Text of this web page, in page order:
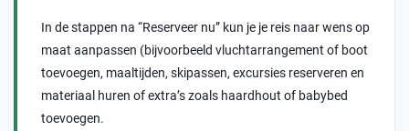
In de stappen na “Reserveer nu” kun je je reis naar wens op
maat aanpassen (bijvoorbeeld vluchtarrangement of boot
toevoegen, maaltijden, skipassen, excursies reserveren en
materiaal huren of extra’s zoals haardhout of babybed
toevoegen.